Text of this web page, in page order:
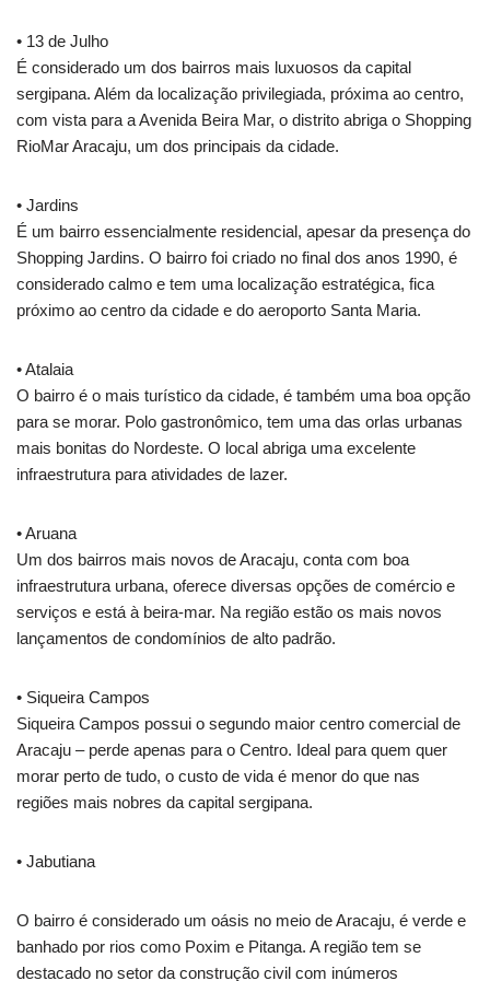
• 13 de Julho
É considerado um dos bairros mais luxuosos da capital
sergipana. Além da localização privilegiada, próxima ao centro,
com vista para a Avenida Beira Mar, o distrito abriga o Shopping
RioMar Aracaju, um dos principais da cidade.
• Jardins
É um bairro essencialmente residencial, apesar da presença do
Shopping Jardins. O bairro foi criado no final dos anos 1990, é
considerado calmo e tem uma localização estratégica, fica
próximo ao centro da cidade e do aeroporto Santa Maria.
• Atalaia
O bairro é o mais turístico da cidade, é também uma boa opção
para se morar. Polo gastronômico, tem uma das orlas urbanas
mais bonitas do Nordeste. O local abriga uma excelente
infraestrutura para atividades de lazer.
• Aruana
Um dos bairros mais novos de Aracaju, conta com boa
infraestrutura urbana, oferece diversas opções de comércio e
serviços e está à beira-mar. Na região estão os mais novos
lançamentos de condomínios de alto padrão.
• Siqueira Campos
Siqueira Campos possui o segundo maior centro comercial de
Aracaju – perde apenas para o Centro. Ideal para quem quer
morar perto de tudo, o custo de vida é menor do que nas
regiões mais nobres da capital sergipana.
• Jabutiana
O bairro é considerado um oásis no meio de Aracaju, é verde e
banhado por rios como Poxim e Pitanga. A região tem se
destacado no setor da construção civil com inúmeros